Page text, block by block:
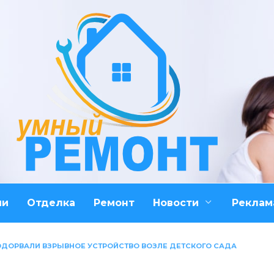
Отделка Ремонт Новости
ВЗРЫВНОЕ УСТРОЙСТВО ВОЗЛЕ ДЕТСКОГО САДА